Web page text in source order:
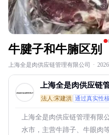
牛腱子和牛腩区别
上海全是肉供应链管理有限公司 ·
上海全是肉供应链
法人:宋建洪 通过真实性
上海全是肉供应链管理有限
水市，主营牛蹄子、牛眼肉